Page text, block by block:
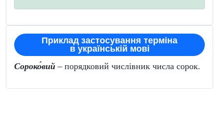
Приклад застосування терміна
в українській мові
Сороко́вий – порядковий числівник числа сорок.